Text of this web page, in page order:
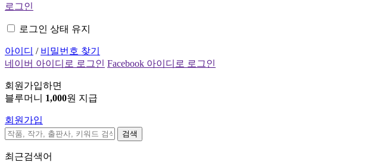
로그인
로그인 상태 유지
아이디 / 비밀번호 찾기
네이버 아이디로 로그인 Facebook 아이디로 로그인
회원가입하면
블루머니 1,000원 지급
회원가입
검색
최근검색어